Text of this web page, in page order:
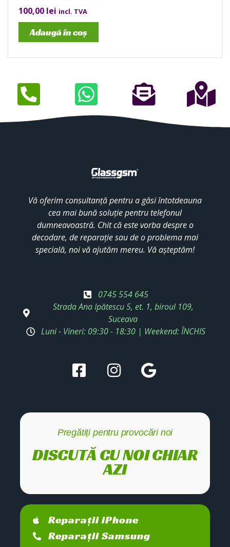
100,00 lei incl. TVA
Adaugă în coș
Vă oferim consultanță pentru a găsi întotdeauna
cea mai bună soluție pentru telefonul
dumneavoastră. Chit că este vorba despre o
decodare, de reparație sau de o problema mai
specială, noi vă ajutăm mereu. Vă așteptăm!
0745 554 645
Strada Ana Ipătescu 5, et. 1, biroul 109,
Suceava
Luni - Vineri: 09:30 - 18:30 | Weekend: ÎNCHIS
Pregătiți pentru provocări noi
DISCUTĂ CU NOI CHIAR
AZI
Reparații iPhone
Reparații Samsung